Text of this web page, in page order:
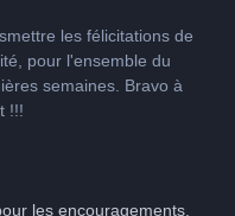
les félicitations de
pour l'ensemble du
semaines. Bravo à
!!!
les encouragements.